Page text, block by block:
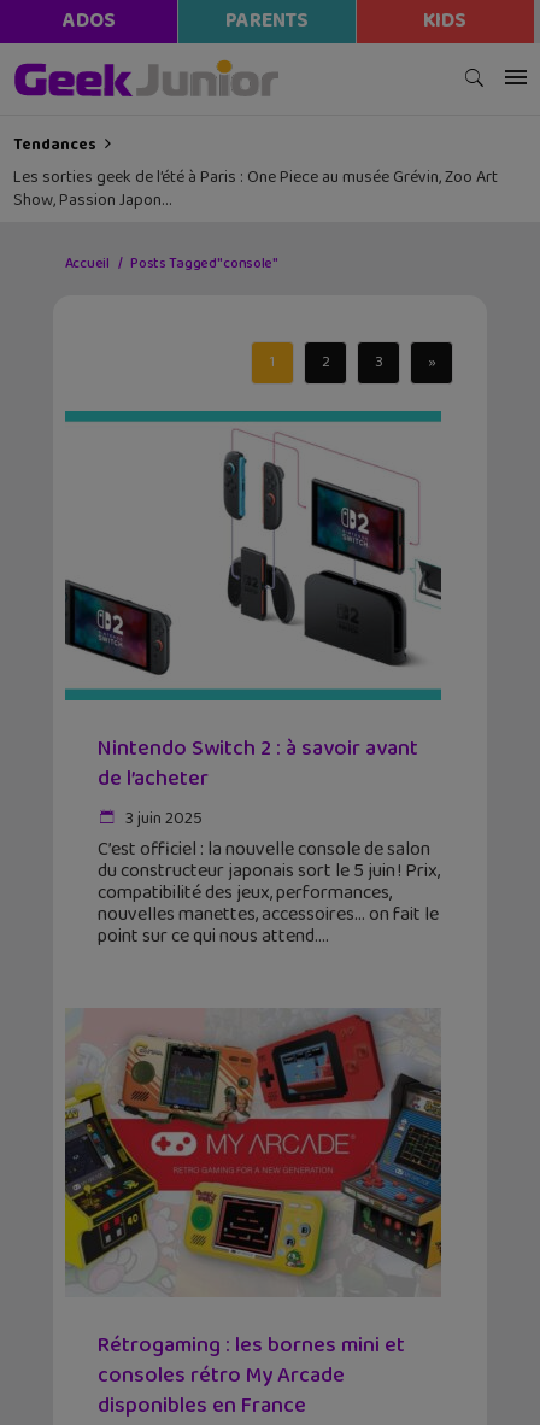
ADOS PARENTS KIDS
Tendances
Les sorties geek de l’été à Paris : One Piece au musée Grévin, Zoo Art
Show, Passion Japon…
Accueil Posts Tagged "console"
1 2 3 »
Nintendo Switch 2 : à savoir avant
de l’acheter
3 juin 2025
C’est officiel : la nouvelle console de salon
du constructeur japonais sort le 5 juin ! Prix,
compatibilité des jeux, performances,
nouvelles manettes, accessoires… on fait le
point sur ce qui nous attend.
Rétrogaming : les bornes mini et
consoles rétro My Arcade
disponibles en France